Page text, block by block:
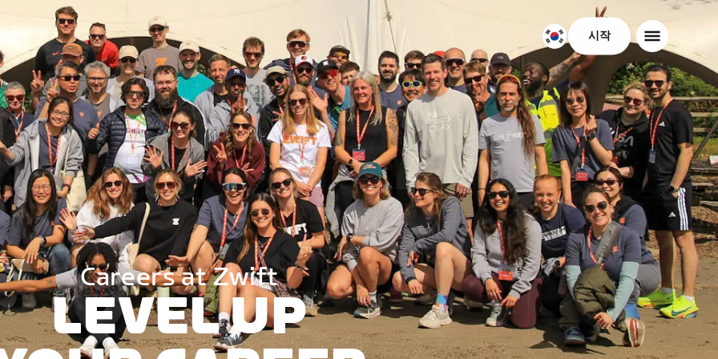
대
한
민
국
한
국
어
시작
Careers at Zwift
LEVEL UP